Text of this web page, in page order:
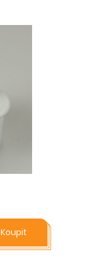
Koupit